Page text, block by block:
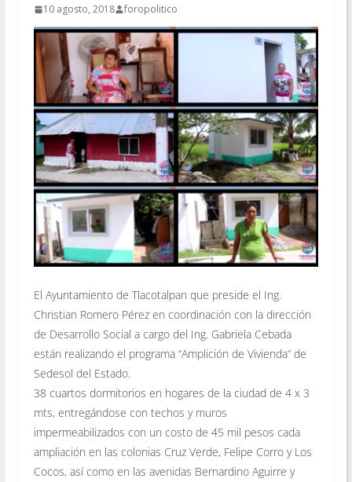
10 agosto, 2018 foropolitico
El Ayuntamiento de Tlacotalpan que preside el Ing.
Christian Romero Pérez en coordinación con la dirección
de Desarrollo Social a cargo del Ing. Gabriela Cebada
están realizando el programa “Amplición de Vivienda” de
Sedesol del Estado.
38 cuartos dormitorios en hogares de la ciudad de 4 x 3
mts, entregándose con techos y muros
impermeabilizados con un costo de 45 mil pesos cada
ampliación en las colonias Cruz Verde, Felipe Corro y Los
Cocos, así como en las avenidas Bernardino Aguirre y